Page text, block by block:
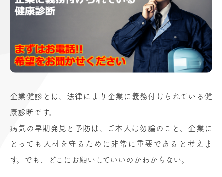
企業健診とは、法律により企業に義務付けられている健
康診断です。
病気の早期発見と予防は、ご本人は勿論のこと、企業に
とっても人材を守るために非常に重要であると考えま
す。でも、どこにお願いしていいのかわからない。